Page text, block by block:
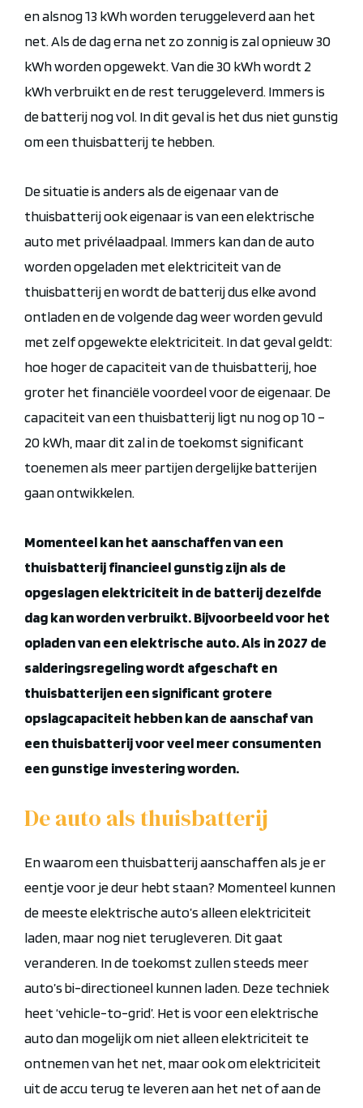
en alsnog 13 kWh worden teruggeleverd aan het
net. Als de dag erna net zo zonnig is zal opnieuw 30
kWh worden opgewekt. Van die 30 kWh wordt 2
kWh verbruikt en de rest teruggeleverd. Immers is
de batterij nog vol. In dit geval is het dus niet gunstig
om een thuisbatterij te hebben.
De situatie is anders als de eigenaar van de
thuisbatterij ook eigenaar is van een elektrische
auto met privélaadpaal. Immers kan dan de auto
worden opgeladen met elektriciteit van de
thuisbatterij en wordt de batterij dus elke avond
ontladenen de volgende dag weer worden gevuld
met zelf opgewekte elektriciteit. In dat geval geldt:
hoe hoger de capaciteit van de thuisbatterij, hoe
groter het financiële voordeel voor de eigenaar. De
capaciteit van een thuisbatterij ligt nu nog op 10 –
20 kWh, maar dit zal in de toekomst significant
toenemenals meer partijen dergelijke batterijen
gaan ontwikkelen.
Momenteel kan het aanschaffen van een
thuisbatterij financieel gunstig zijnals de
opgeslagenelektriciteit in de batterij dezelfde
dag kan worden verbruikt. Bijvoorbeeld voor het
opladen van een elektrische auto.Als in 2027 de
salderingsregelingwordt afgeschaft en
thuisbatterijen een significant grotere
opslagcapaciteit hebben kan de aanschaf van
een thuisbatterij voor veel meer consumenten
een gunstige investering worden.
De auto als thuisbatterij
En waarom een thuisbatterij aanschaffen als je er
eentje voor je deur hebt staan? Momenteel kunnen
de meeste elektrische auto’s alleen elektriciteit
laden, maar nog niet terugleveren. Dit gaat
veranderen. In de toekomst zullen steeds meer
auto’s bi-directioneel kunnen laden. Deze techniek
heet ‘vehicle-to-grid’. Het is voor een elektrische
auto dan mogelijk om niet alleen elektriciteit te
ontnemen van het net, maar ook om elektriciteit
uit de accu terug te leveren aan het net of aan de